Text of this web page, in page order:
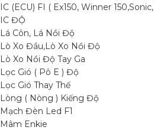
IC (ECU) FI ( Ex150, Winner
IC ĐỘ
Lá Côn, Lá Nồi Độ
Lò Xo Đầu,Lò Xo Nồi Độ
Lò Xo Nồi Độ Tay Ga
Lọc Gió ( Pô E ) Độ
Lọc Gió Thay Thế
Lòng ( Nòng ) Kiếng Độ
Mạch Đèn Led F1
Mâm Enkie